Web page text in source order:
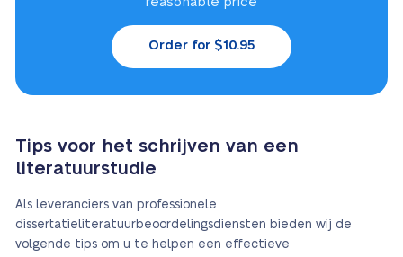
Order for $10.95
Tips voor het schrijven van een
literatuurstudie
Als leveranciers van professionele
dissertatieliteratuurbeoordelingsdiensten bieden wij de
volgende tips om u te helpen een effectieve